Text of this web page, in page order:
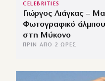
CELEBRITIES
Γιώργος Λιάγκας –
Φωτογραφικό
στη Μύκονο
ΠΡΙΝ ΑΠΌ 2 ΏΡΕΣ